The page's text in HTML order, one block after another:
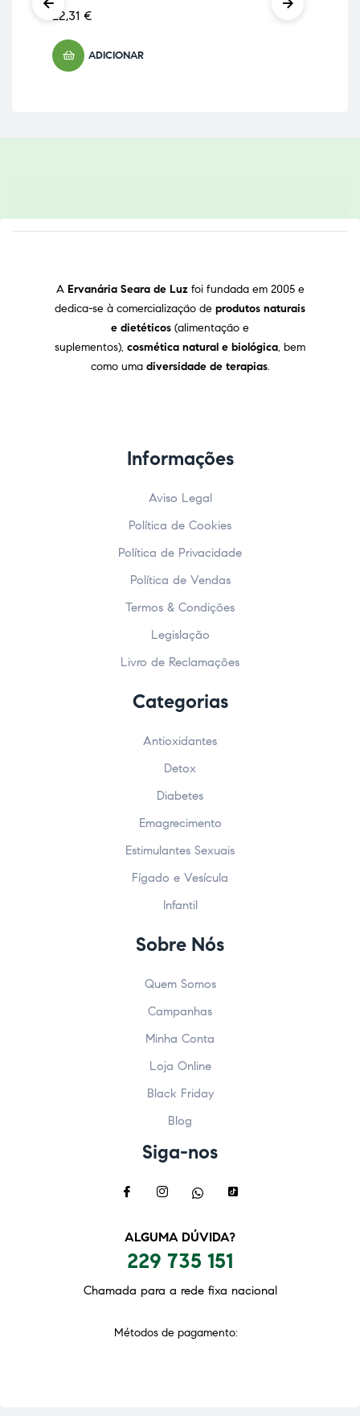
22,31 €
ADICIONAR
A Ervanária Seara de Luz foi fundada em 2005 e
dedica-se à comercialização de produtos naturais
e dietéticos (alimentação e
suplementos), cosmética natural e biológica, bem
como uma diversidade de terapias.
Informações
Aviso Legal
Política de Cookies
Política de Privacidade
Política de Vendas
Termos & Condições
Legislação
Livro de Reclamações
Categorias
Antioxidantes
Detox
Diabetes
Emagrecimento
Estimulantes Sexuais
Fígado e Vesícula
Infantil
Sobre Nós
Quem Somos
Campanhas
Minha Conta
Loja Online
Black Friday
Blog
Siga-nos
ALGUMA DÚVIDA?
229 735 151
Chamada para a rede fixa nacional
Métodos de pagamento: